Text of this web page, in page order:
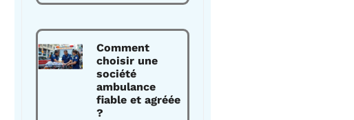
Comment
choisir une
société
ambulance
fiable et agréée
?